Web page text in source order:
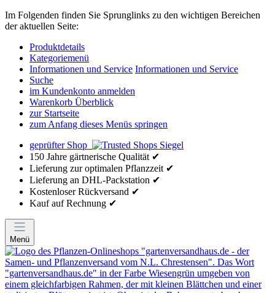
Im Folgenden finden Sie Sprunglinks zu den wichtigen Bereichen
der aktuellen Seite:
Produktdetails
Kategoriemenü
Informationen und Service Informationen und Service
Suche
im Kundenkonto anmelden
Warenkorb Überblick
zur Startseite
zum Anfang dieses Menüs springen
geprüfter Shop
150 Jahre gärtnerische Qualität ✔
Lieferung zur optimalen Pflanzzeit ✔
Lieferung an DHL-Packstation ✔
Kostenloser Rückversand ✔
Kauf auf Rechnung ✔
Menü